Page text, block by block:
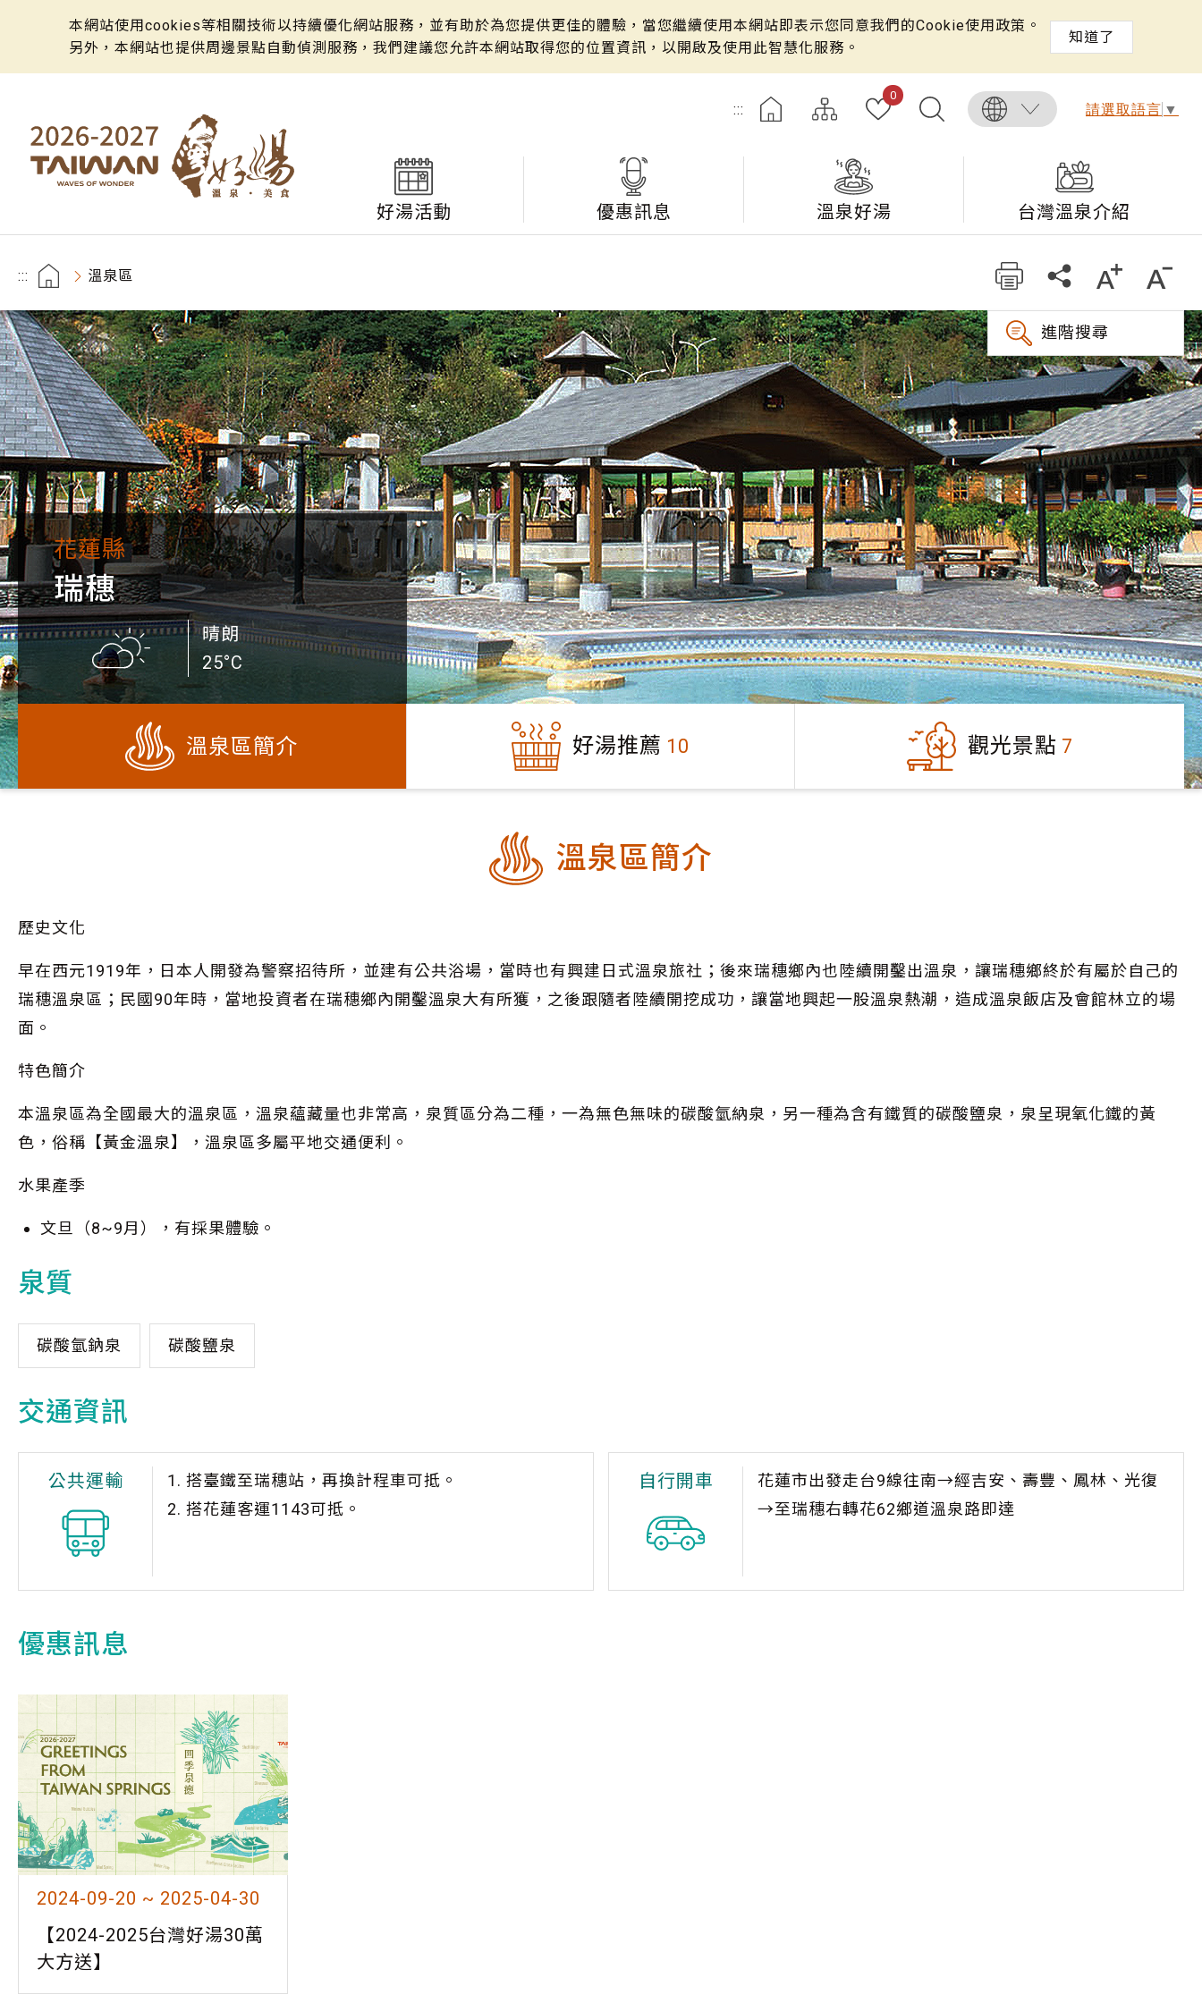
本網站使用cookies等相關技術以持續優化網站服務，並有助於為您提供更佳的體驗，當您繼續使用本網站即表示您同意我們的Cookie使用政策。
另外，本網站也提供周邊景點自動偵測服務，我們建議您允許本網站取得您的位置資訊，以開啟及使用此智慧化服務。
知道了
:::
0
請選取語言 ▼
好湯活動 優惠訊息 溫泉好湯 台灣溫泉介紹
::: 溫泉區
進階搜尋
花蓮縣
瑞穗
晴朗
25°C
溫泉區簡介 好湯推薦 10 觀光景點 7
溫泉區簡介
歷史文化
早在西元1919年，日本人開發為警察招待所，並建有公共浴場，當時也有興建日式溫泉旅社；後來瑞穗鄉內也陸續開鑿出溫泉，讓瑞穗鄉終於有屬於自己的
瑞穗溫泉區；民國90年時，當地投資者在瑞穗鄉內開鑿溫泉大有所獲，之後跟隨者陸續開挖成功，讓當地興起一股溫泉熱潮，造成溫泉飯店及會館林立的場
面。
特色簡介
本溫泉區為全國最大的溫泉區，溫泉蘊藏量也非常高，泉質區分為二種，一為無色無味的碳酸氫納泉，另一種為含有鐵質的碳酸鹽泉，泉呈現氧化鐵的黃
色，俗稱【黃金溫泉】，溫泉區多屬平地交通便利。
水果產季
文旦（8~9月），有採果體驗。
泉質
碳酸氫鈉泉 碳酸鹽泉
交通資訊
公共運輸
1. 搭臺鐵至瑞穗站，再換計程車可抵。
2. 搭花蓮客運1143可抵。
自行開車
花蓮市出發走台9線往南→經吉安、壽豐、鳳林、光復
→至瑞穗右轉花62鄉道溫泉路即達
優惠訊息
2024-09-20 ~ 2025-04-30
【2024-2025台灣好湯30萬
大方送】